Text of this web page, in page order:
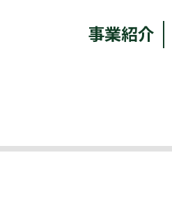
事業紹介